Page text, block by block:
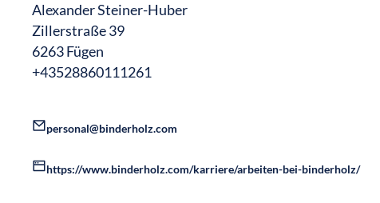
Alexander Steiner-Huber
Zillerstraße 39
6263 Fügen
+43528860111261
personal@binderholz.com
https://www.binderholz.com/karriere/arbeiten-bei-binderholz/